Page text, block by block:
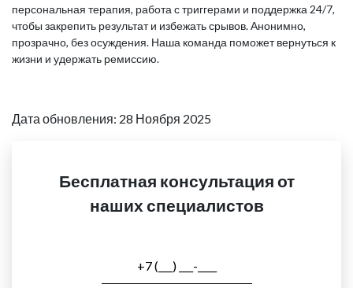
персональная терапия, работа с триггерами и поддержка 24/7,
чтобы закрепить результат и избежать срывов. Анонимно,
прозрачно, без осуждения. Наша команда поможет вернуться к
жизни и удержать ремиссию.
Дата обновления: 28 Ноября 2025
Бесплатная консультация от
наших специалистов